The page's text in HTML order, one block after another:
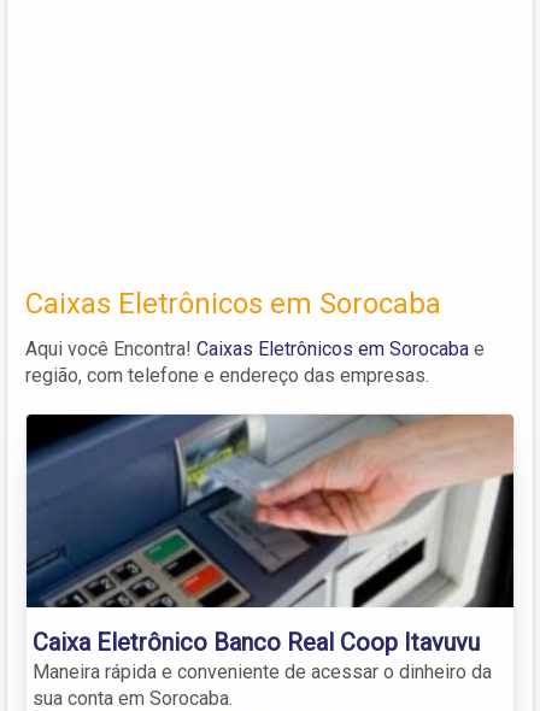
Caixas Eletrônicos em Sorocaba
Aqui você Encontra! Caixas Eletrônicos em Sorocaba e
região, com telefone e endereço das empresas.
Caixa Eletrônico Banco Real Coop Itavuvu
Maneira rápida e conveniente de acessar o dinheiro da
sua conta em Sorocaba.